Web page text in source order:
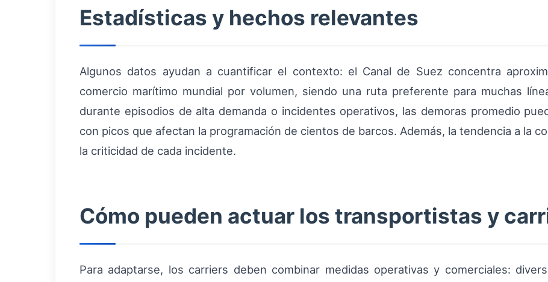
Estadísticas y hechos relevantes
Algunos datos ayudan a cuantificar el contexto: el Canal de Suez concentra
comercio marítimo mundial por volumen, siendo una ruta preferente para muchas
durante episodios de alta demanda o incidentes operativos, las demoras promedio
con picos que afectan la programación de cientos de barcos. Además, la tendencia a la
la criticidad de cada incidente.
Cómo pueden actuar los transportistas y
Para adaptarse, los carriers deben combinar medidas operativas y comerciales: